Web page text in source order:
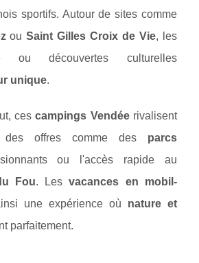
sportifs. Autour de sites comme
ouSaint Gilles Croix de Vie, les
ou découvertes culturelles
unique.
cescampings Vendéerivalisent
des offres comme des parcs
ou l'accès rapide au
Fou. Lesvacances en mobil-
une expérience où nature et
parfaitement.